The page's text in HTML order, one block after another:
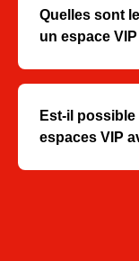
des prestations
planifier
Quelles sont
un espace VIP
La réservation
disponibilité et
fidèles ou
contractuelle et
Est-il
espaces VIP
Chaque espace